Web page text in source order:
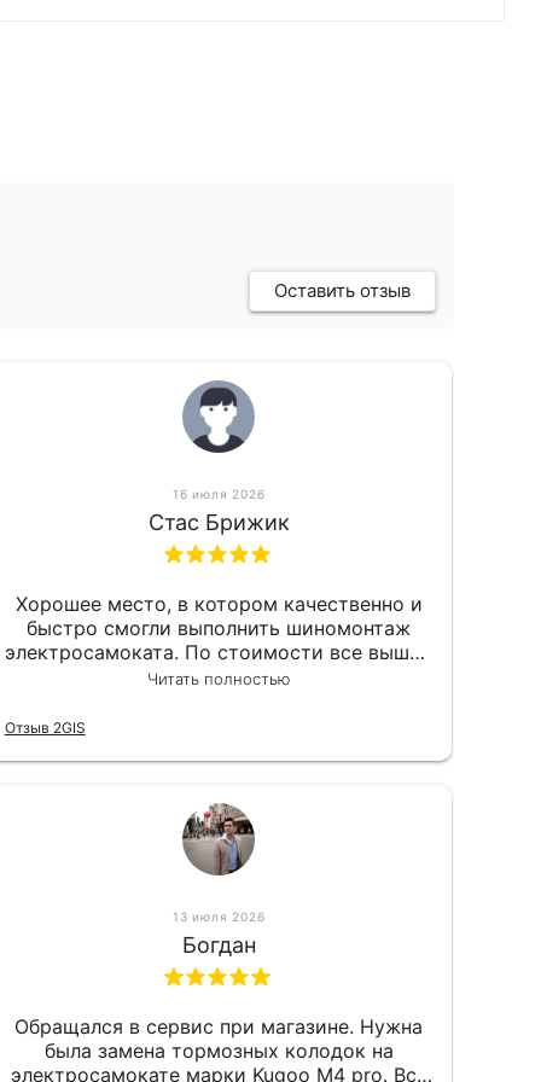
Оставить отзыв
16 июля 2026
Стас Брижик
Хорошее место, в котором качественно и
быстро смогли выполнить шиномонтаж
электросамоката. По стоимости все вышло
вообще приемлемо хочу сказать. Так что
Читать полностью
Отзыв 2GIS
13 июля 2026
Богдан
Обращался в сервис при магазине. Нужна
была замена тормозных колодок на
электросамокате марки Kugoo M4 pro. Всё